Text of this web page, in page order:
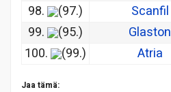
98.
(97.) Scanfil
99.
(95.) Glaston
100.
(99.) Atria
Jaa tämä: